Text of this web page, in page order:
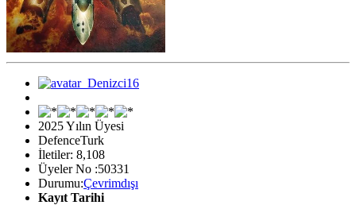
2025 Yılın Üyesi
DefenceTurk
İletiler: 8,108
Üyeler No :50331
Durumu:Çevrimdışı
Kayıt Tarihi